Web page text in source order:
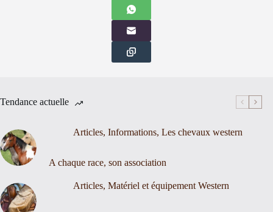
Tendance actuelle
Articles, Informations, Les chevaux western
A chaque race, son association
Articles, Matériel et équipement Western